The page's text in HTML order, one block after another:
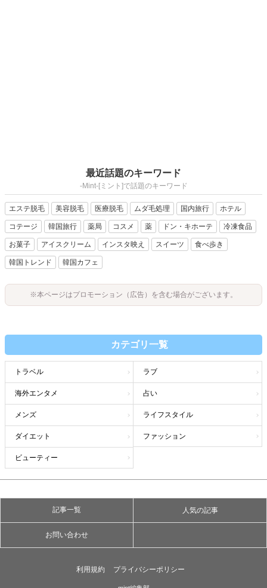
最近話題のキーワード
-Mint-[ミント]で話題のキーワード
エステ脱毛 美容脱毛 医療脱毛 ムダ毛処理 国内旅行 ホテル
コテージ 韓国旅行 薬局 コスメ 薬 ドン・キホーテ 冷凍食品
お菓子 アイスクリーム インスタ映え スイーツ 食べ歩き
韓国トレンド 韓国カフェ
※本ページはプロモーション（広告）を含む場合がございます。
カテゴリ一覧
トラベル ラブ
海外エンタメ 占い
メンズ ライフスタイル
ダイエット ファッション
ビューティー
記事一覧 人気の記事
お問い合わせ
利用規約 プライバシーポリシー